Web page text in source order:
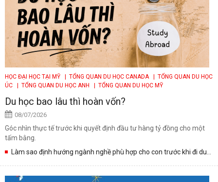
HỌC ĐẠI HỌC TẠI MỸ | TỔNG QUAN DU HỌC CANADA
| TỔNG QUAN DU HỌC
ÚC
| TỔNG QUAN DU HỌC ANH | TỔNG QUAN DU HỌC MỸ
Du học bao lâu thì hoàn vốn?
08/07/2026
Góc nhìn thực tế trước khi quyết định đầu tư hàng tỷ đồng cho một
tấm bằng.
Làm sao định hướng ngành nghề phù hợp cho con trước khi đi du